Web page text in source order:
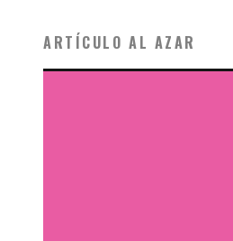
ARTÍCULO AL AZAR